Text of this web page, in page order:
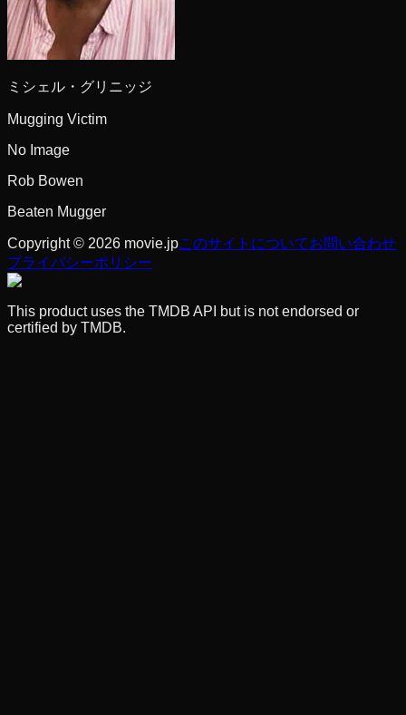
ミシェル・グリニッジ
Mugging Victim
No Image
Rob Bowen
Beaten Mugger
Copyright © 2026 movie.jpこのサイトについてお問い合わせ
プライバシーポリシー
This product uses the TMDB API but is not endorsed or
certified by TMDB.